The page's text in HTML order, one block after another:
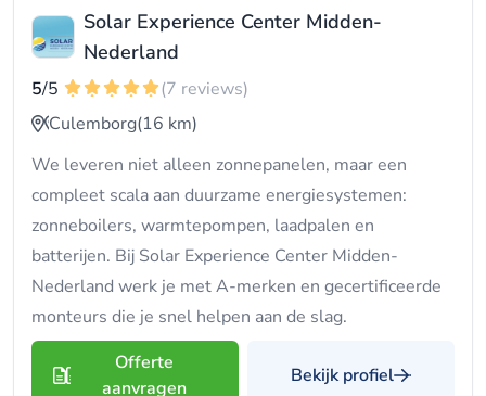
Solar Experience Center Midden-
Nederland
5/5
(7 reviews)
Culemborg(16 km)
We leveren niet alleen zonnepanelen, maar een
compleet scala aan duurzame energiesystemen:
zonneboilers, warmtepompen, laadpalen en
batterijen. Bij Solar Experience Center Midden-
Nederland werk je met A-merken en gecertificeerde
monteurs die je snel helpen aan de slag.
Offerte
aanvragen
Bekijk profiel